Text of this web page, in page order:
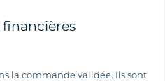
la commande validée. Ils sont